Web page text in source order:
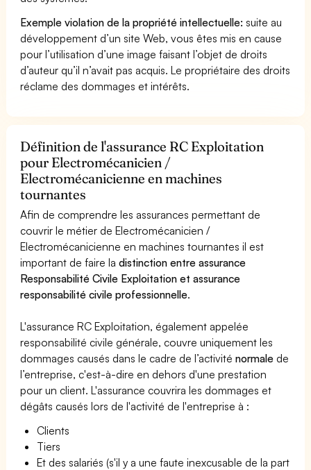
Exemple violation de la propriété intellectuelle: suite au
développement d’un site Web, vous êtes mis en cause
pour l’utilisation d’une image faisant l’objet de droits
d’auteur qu’il n’avait pas acquis. Le propriétaire des droits
réclame des dommages et intérêts.
Définition de l'assurance RC Exploitation
pour Electromécanicien /
Electromécanicienne en machines
tournantes
Afin de comprendre les assurances permettant de
couvrir le métier de Electromécanicien /
Electromécanicienne en machines tournantes il est
important de faire ladistinction entre assurance
Responsabilité Civile Exploitation et assurance
responsabilité civile professionnelle.
L'assurance RC Exploitation, également appelée
responsabilité civile générale, couvre uniquement les
dommages causés dans le cadre de l’activiténormale de
l’entreprise, c'est-à-dire en dehors d'une prestation
pour un client. L'assurance couvrira les dommages et
dégâts causés lors de l'activité de l'entreprise à :
Clients
Tiers
Et des salariés (s'il y a une faute inexcusable de la part